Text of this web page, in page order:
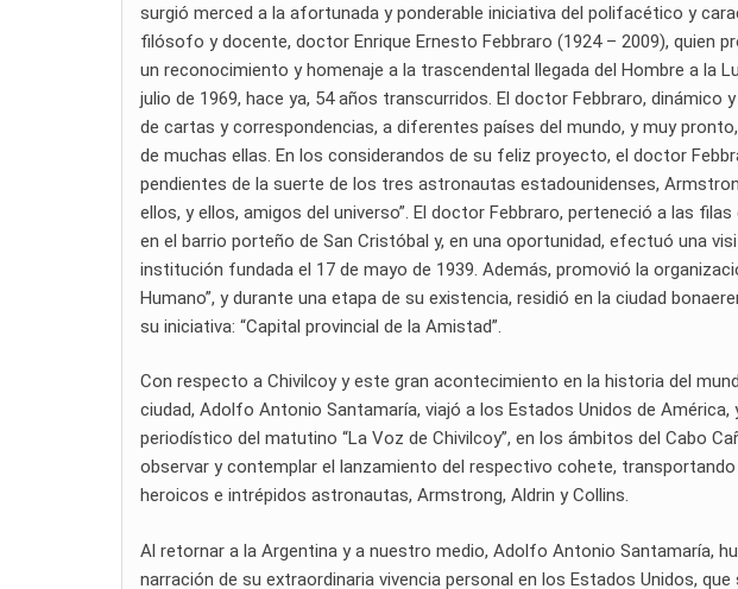
surgió merced a la afortunada y ponderable iniciativa del polifacético y
filósofo y docente, doctor Enrique Ernesto Febbraro (1924 – 2009), quien
un reconocimiento y homenaje a la trascendental llegada del Hombre a la
julio de 1969, hace ya, 54 años transcurridos. El doctor Febbraro, dinámico
de cartas y correspondencias, a diferentes países del mundo, y muy
de muchas ellas. En los considerandos de su feliz proyecto, el doctor
pendientes de la suerte de los tres astronautas estadounidenses,
ellos, y ellos, amigos del universo”. El doctor Febbraro, perteneció a las
en el barrio porteño de San Cristóbal y, en una oportunidad, efectuó una
institución fundada el 17 de mayo de 1939. Además, promovió la
Humano”, y durante una etapa de su existencia, residió en la ciudad
su iniciativa: “Capital provincial de la Amistad”.
Con respecto a Chivilcoy y este gran acontecimiento en la historia del
ciudad, Adolfo Antonio Santamaría, viajó a los Estados Unidos de
periodístico del matutino “La Voz de Chivilcoy”, en los ámbitos del Cabo
observar y contemplar el lanzamiento del respectivo cohete,
heroicos e intrépidos astronautas, Armstrong, Aldrin y Collins.
Al retornar a la Argentina y a nuestro medio, Adolfo Antonio Santamaría,
narración de su extraordinaria vivencia personal en los Estados Unidos,